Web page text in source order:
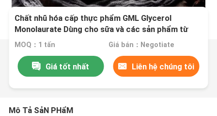
Chất nhũ hóa cấp thực phẩm GML Glycerol
Monolaurate Dùng cho sữa và các sản phẩm từ
sữa
MOQ：1 tấn Giá bán：Negotiate
Giá tốt nhất Liên hệ chúng tôi
Mô Tả SảN PHẩM